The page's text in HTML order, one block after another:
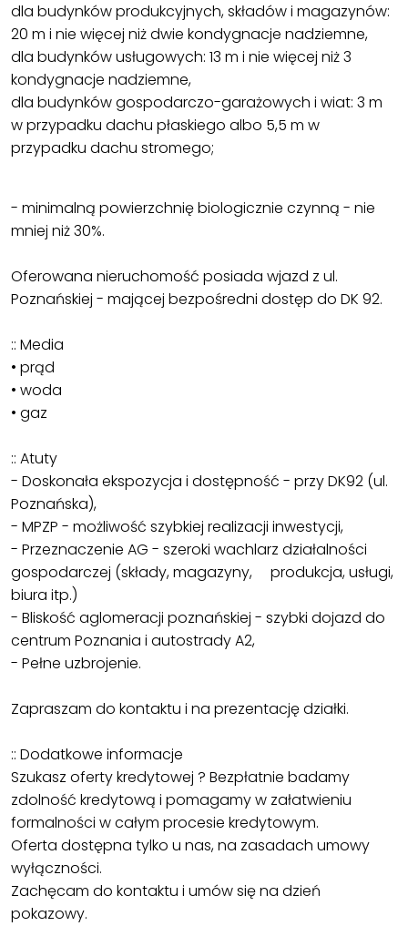
dla budynków produkcyjnych, składów i magazynów:
20 m i nie więcej niż dwie kondygnacje nadziemne,
dla budynków usługowych: 13 m i nie więcej niż 3
kondygnacje nadziemne,
dla budynków gospodarczo-garażowych i wiat: 3 m
w przypadku dachu płaskiego albo 5,5 m w
przypadku dachu stromego;
- minimalną powierzchnię biologicznie czynną - nie
mniej niż 30%.
Oferowana nieruchomość posiada wjazd z ul.
Poznańskiej - mającej bezpośredni dostęp do DK 92.
:: Media
• prąd
• woda
• gaz
:: Atuty
- Doskonała ekspozycja i dostępność - przy DK92 (ul.
Poznańska),
- MPZP - możliwość szybkiej realizacji inwestycji,
- Przeznaczenie AG - szeroki wachlarz działalności
gospodarczej (składy, magazyny, produkcja, usługi,
biura itp.)
- Bliskość aglomeracji poznańskiej - szybki dojazd do
centrum Poznania i autostrady A2,
- Pełne uzbrojenie.
Zapraszam do kontaktu i na prezentację działki.
:: Dodatkowe informacje
Szukasz oferty kredytowej ? Bezpłatnie badamy
zdolność kredytową i pomagamy w załatwieniu
formalności w całym procesie kredytowym.
Oferta dostępna tylko u nas, na zasadach umowy
wyłączności.
Zachęcam do kontaktu i umów się na dzień
pokazowy.